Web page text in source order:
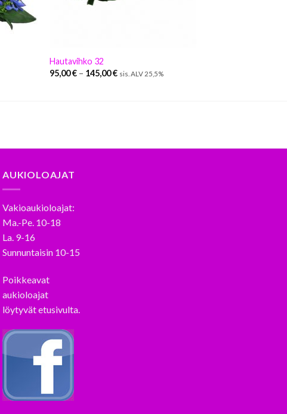
Hautavihko 32
95,00€– 145,00€ sis. ALV 25,5%
AUKIOLOAJAT
Vakioaukioloajat:
Ma.-Pe. 10-18
La. 9-16
Sunnuntaisin 10-15
Poikkeavat
aukioloajat
löytyvät etusivulta.